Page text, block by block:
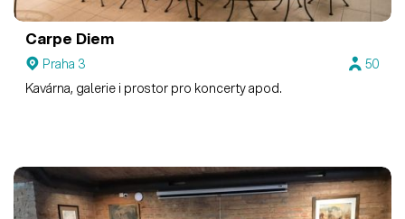
Carpe Diem
Praha 3
50
Kavárna, galerie i prostor pro koncerty apod.